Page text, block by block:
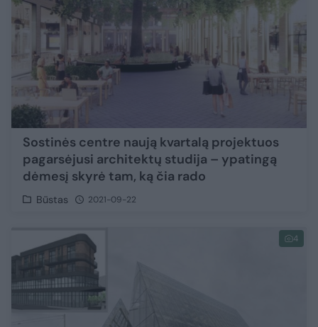
Sostinės centre naują kvartalą projektuos
pagarsėjusi architektų studija – ypatingą
dėmesį skyrė tam, ką čia rado
Būstas 2021-09-22
4